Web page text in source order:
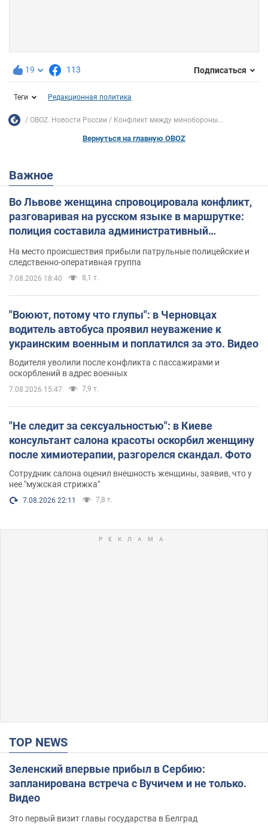
19 113 Подписаться
Теги Редакционная политика
OBOZ. Новости России Конфликт между минобороны...
Вернуться на главную OBOZ
Важное
Во Львове женщина спровоцировала конфликт,
разговаривая на русском языке в маршрутке:
полиция составила административный
протокол. Видео
На место происшествия прибыли патрульные полицейские и
следственно-оперативная группа
7.08.2026 18:40 8,1 т.
"Воюют, потому что глупы": в Черновцах
водитель автобуса проявил неуважение к
украинским военным и поплатился за это. Видео
Водителя уволили после конфликта с пассажирами и
оскорблений в адрес военных
7.08.2026 15:47 7,9 т.
"Не следит за сексуальностью": в Киеве
консультант салона красоты оскорбил женщину
после химиотерапии, разгорелся скандал. Фото
Сотрудник салона оценил внешность женщины, заявив, что у
нее "мужская стрижка"
7.08.2026 22:11 7,8 т.
TOP NEWS
Зеленский впервые прибыл в Сербию:
запланирована встреча с Вучичем и не только.
Видео
Это первый визит главы государства в Белград